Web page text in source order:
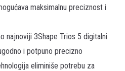
maksimalnu preciznost i
najnoviji 3Shape Trios 5 digitalni
i potpuno precizno
eliminiše potrebu za